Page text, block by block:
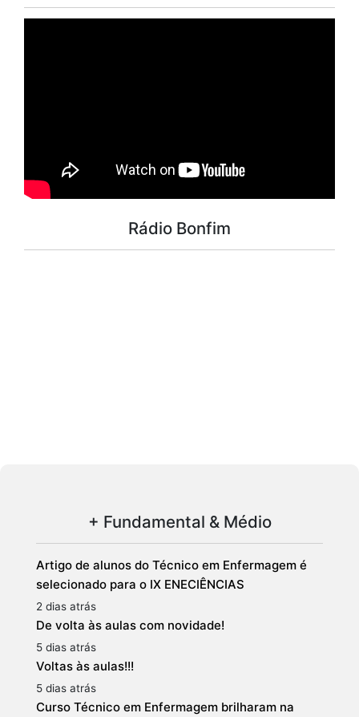
Rádio Bonfim
+ Fundamental & Médio
Artigo de alunos do Técnico em Enfermagem é
selecionado para o IX ENECIÊNCIAS
2 dias atrás
De volta às aulas com novidade!
5 dias atrás
Voltas às aulas!!!
5 dias atrás
Curso Técnico em Enfermagem brilharam na